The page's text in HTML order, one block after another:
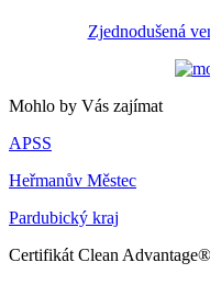
Zjednodušená
Mohlo by Vás zajímat
APSS
Heřmanův Městec
Pardubický kraj
Certifikát Clean